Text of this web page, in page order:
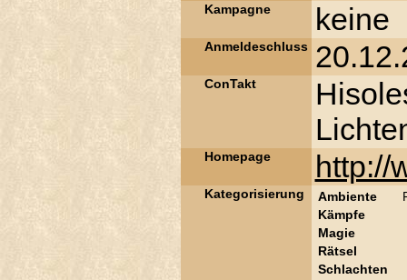
Kampagne keine
Anmeldeschluss
ConTakt
Homepage http://
Kategorisierung Ambiente
Kämpfe
Magie
Rätsel
Schlachten